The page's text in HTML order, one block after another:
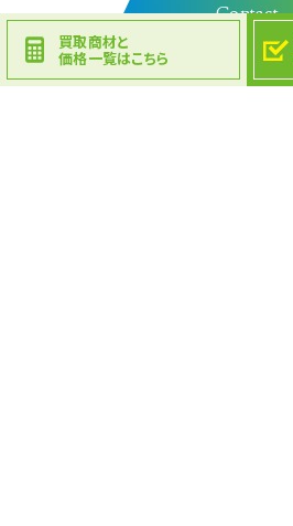
Contact
Recruit
買取商材と
価格一覧はこちら